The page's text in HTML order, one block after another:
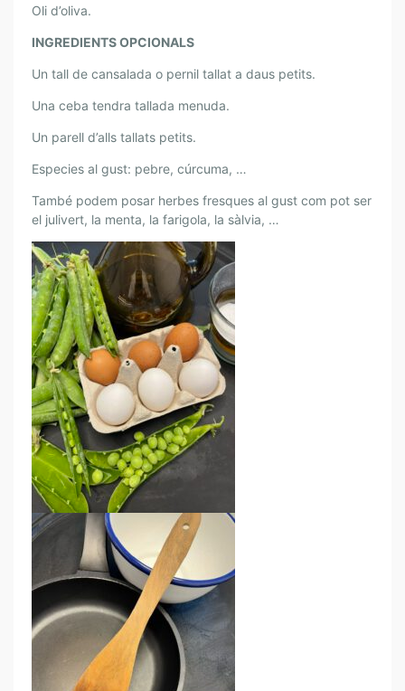
R
A
D
E
L
’
À
N
I
M
A
.
T
R
U
I
T
A
D
E
P
È
S
O
L
S
Oli d’oliva.
INGREDIENTS OPCIONALS
Un tall de cansalada o pernil tallat a daus petits.
Una ceba tendra tallada menuda.
Un parell d’alls tallats petits.
Especies al gust: pebre, cúrcuma, …
També podem posar herbes fresques al gust com pot ser
el julivert, la menta, la farigola, la sàlvia, …